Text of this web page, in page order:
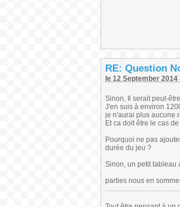
RE: Question
le 12 September 2014
Sinon, Il serait peut-
J'en suis à environ
je n'aurai plus aucune
Et ca doit être le cas
Pourquoi ne pas
durée du jeu ?
Sinon, un petit tableau
parties nous en